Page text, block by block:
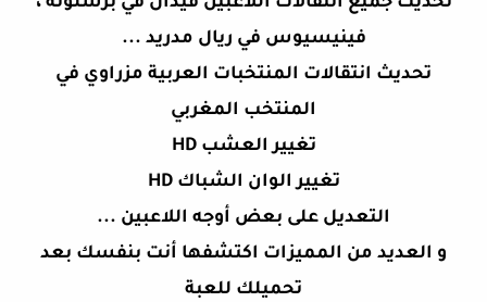
فينيسيوس في ريال مدريد ...
تحديث انتقالات المنتخبات العربية مزراوي في
المنتخب المغربي
تغيير العشب HD
تغيير الوان الشباك HD
التعديل على بعض أوجه اللاعبين ...
و العديد من المميزات اكتشفها أنت بنفسك بعد
تحميلك للعبة